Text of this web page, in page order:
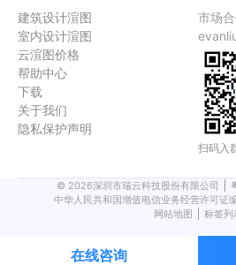
建筑设计渲图
室内设计渲图
云渲图价格
帮助中心
下载
关于我们
隐私保护声明
市场
扫码入
© 2026深圳市瑞云科技股份有限公司
中华人民共和国增值电信业务经营许可证
网站地图
标签列
在线咨询